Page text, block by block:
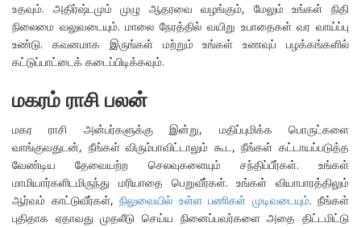
உதவும். அதிர்ஷ்டமும் முழு ஆதரவை வழங்கும், மேலும் உங்கள் நிதி
நிலைமை வலுவடையும். மாலை நேரத்தில் வயிறு உபாதைகள் வர வாய்ப்பு
உண்டு. கவனமாக இருங்கள் மற்றும் உங்கள் உணவுப் பழக்கங்களில்
கட்டுப்பாட்டைக் கடைப்பிடிக்கவும்.
மகரம் ராசி பலன்
மகர ராசி அன்பர்களுக்கு இன்று, மதிப்புமிக்க பொருட்களை
வாங்குவதுடன், நீங்கள் விரும்பாவிட்டாலும் கூட, நீங்கள் கட்டாயப்படுத்த
வேண்டிய தேவையற்ற செலவுகளையும் சந்திப்பீர்கள். உங்கள்
மாமியார்களிடமிருந்து மரியாதை பெறுவீர்கள். உங்கள் வியாபாரத்திலும்
ஆர்வம் காட்டுவீர்கள், நிலுவையில் உள்ள பணிகள் முடிவடையும். நீங்கள்
புதிதாக ஏதாவது முதலீடு செய்ய நினைப்பவர்களை அதை திட்டமிட்டு